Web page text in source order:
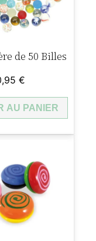
de 50 Billes
€
AU PANIER